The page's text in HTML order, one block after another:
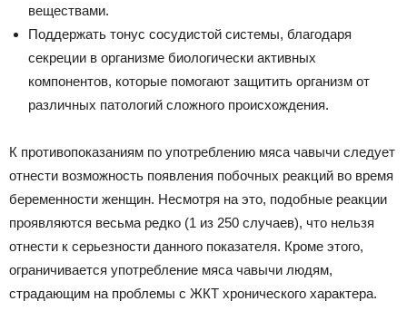
веществами.
Поддержать тонус сосудистой системы, благодаря
секреции в организме биологически активных
компонентов, которые помогают защитить организм от
различных патологий сложного происхождения.
К противопоказаниям по употреблению мяса чавычи следует
отнести возможность появления побочных реакций во время
беременности женщин. Несмотря на это, подобные реакции
проявляются весьма редко (1 из 250 случаев), что нельзя
отнести к серьезности данного показателя. Кроме этого,
ограничивается употребление мяса чавычи людям,
страдающим на проблемы с ЖКТ хронического характера.